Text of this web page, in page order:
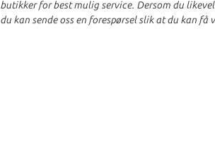
butikker for best mulig service. Dersom du
du kan sende oss en forespørsel slik at du kan få